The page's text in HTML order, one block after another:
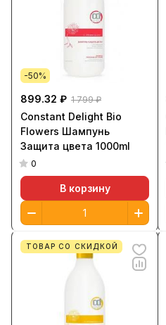
-50%
899.32 ₽ 1 799 ₽
Constant Delight Bio
Flowers Шампунь
Защита цвета 1000ml
0
В корзину
ТОВАР СО СКИДКОЙ